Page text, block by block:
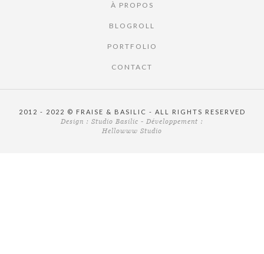
À PROPOS
BLOGROLL
PORTFOLIO
CONTACT
2012 - 2022 © FRAISE & BASILIC - ALL RIGHTS RESERVED
Design : Studio Basilic - Développement :
Hellowww Studio